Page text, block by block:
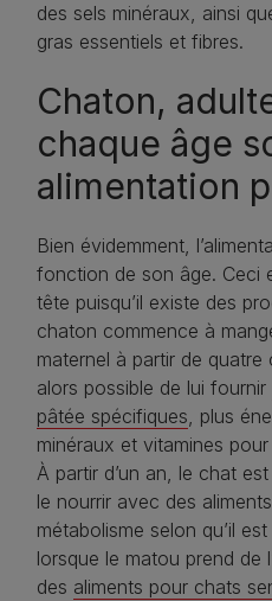
des sels minéraux, ainsi
gras essentiels et fibres.
Chaton,
chaque âge
alimentation
Bien évidemment,
fonction de son âge. Ceci
tête puisqu’il existe des
chaton commence à
maternel à partir de
alors possible de lui fournir
pâtée spécifiques, plus
minéraux et vitamines
À partir d’un an, le chat
le nourrir avec des
métabolisme selon qu’il
lorsque le matou prend de
des aliments pour chats